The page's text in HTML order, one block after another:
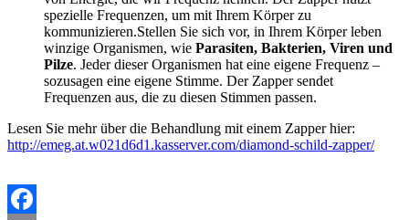
spezielle Frequenzen, um mit Ihrem Körper zu
kommunizieren.Stellen Sie sich vor, in Ihrem Körper leben
winzige Organismen, wie Parasiten, Bakterien, Viren und
Pilze. Jeder dieser Organismen hat eine eigene Frequenz –
sozusagen eine eigene Stimme. Der Zapper sendet
Frequenzen aus, die zu diesen Stimmen passen.
Lesen Sie mehr über die Behandlung mit einem Zapper hier:
http://emeg.at.w021d6d1.kasserver.com/diamond-schild-zapper/